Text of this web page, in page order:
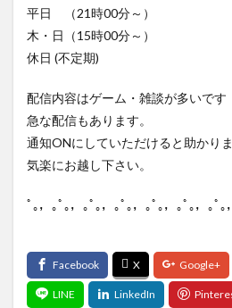
平日 （21時00分～）
木・日（15時00分～）
休日 (不定期)
配信内容はゲーム・雑談が多いです
急な配信もあります。
通知ONにしていただけると助かり
気楽にお越し下さい。
ﾟ｡，｡ﾟ｡，｡ﾟ｡，｡ﾟ｡，｡ﾟ｡，｡ﾟ｡，｡ﾟ｡